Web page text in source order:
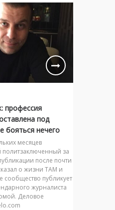
профессия
под
бояться нечего
месяцев
политзаключенный за
после почти
о жизни ТАМ и
публикует
журналиста
Деловое